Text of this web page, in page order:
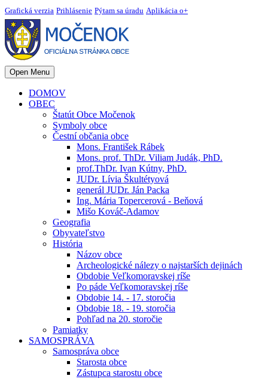
Grafická verzia Prihlásenie Pýtam sa úradu Aplikácia o+
Open Menu
DOMOV
OBEC
Štatút Obce Močenok
Symboly obce
Čestní občania obce
Mons. František Rábek
Mons. prof. ThDr. Viliam Judák, PhD.
prof.ThDr. Ivan Kútny, PhD.
JUDr. Lívia Škultétyová
generál JUDr. Ján Packa
Ing. Mária Topercerová - Beňová
Mišo Kováč-Adamov
Geografia
Obyvateľstvo
História
Názov obce
Archeologické nálezy o najstarších dejinách
Obdobie Veľkomoravskej ríše
Po páde Veľkomoravskej ríše
Obdobie 14. - 17. storočia
Obdobie 18. - 19. storočia
Pohľad na 20. storočie
Pamiatky
SAMOSPRÁVA
Samospráva obce
Starosta obce
Zástupca starostu obce